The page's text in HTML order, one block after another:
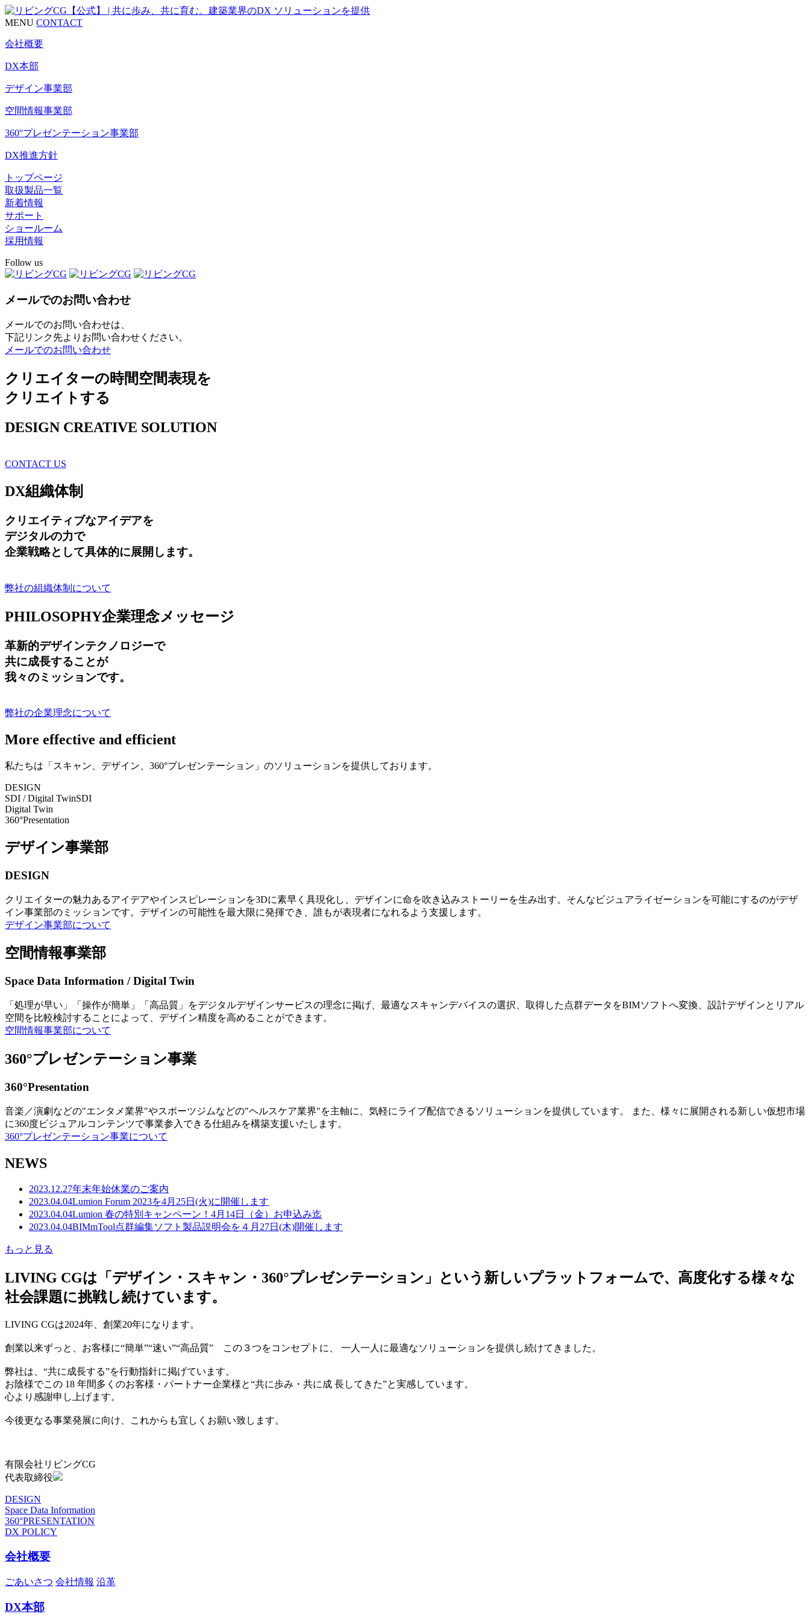
MENU CONTACT
会社概要
DX本部
デザイン事業部
空間情報事業部
360°プレゼンテーション事業部
DX推進方針
トップページ
取扱製品一覧
新着情報
サポート
ショールーム
採用情報
Follow us
メールでのお問い合わせ
メールでのお問い合わせは、
下記リンク先よりお問い合わせください。
メールでのお問い合わせ
クリエイターの時間空間表現を
クリエイトする
DESIGN CREATIVE SOLUTION
CONTACT US
DX組織体制
クリエイティブなアイデアを
デジタルの力で
企業戦略として具体的に展開します。
弊社の組織体制について
PHILOSOPHY企業理念メッセージ
革新的デザインテクノロジーで
共に成長することが
我々のミッションです。
弊社の企業理念について
More effective and efficient
私たちは「スキャン、デザイン、360°プレゼンテーション」のソリューションを提供しております。
DESIGN
SDI / Digital TwinSDI
Digital Twin
360°Presentation
デザイン事業部
DESIGN
クリエイターの魅力あるアイデアやインスピレーションを3Dに素早く具現化し、デザインに命を吹き込みストーリーを生み出す。そんなビジュアライゼーションを可能にするのがデザ
イン事業部のミッションです。デザインの可能性を最大限に発揮でき、誰もが表現者になれるよう支援します。
デザイン事業部について
空間情報事業部
Space Data Information / Digital Twin
「処理が早い」「操作が簡単」「高品質」をデジタルデザインサービスの理念に掲げ、最適なスキャンデバイスの選択、取得した点群データをBIMソフトへ変換、設計デザインとリアル
空間を比較検討することによって、デザイン精度を高めることができます。
空間情報事業部について
360°プレゼンテーション事業
360°Presentation
音楽／演劇などの"エンタメ業界"やスポーツジムなどの"ヘルスケア業界"を主軸に、気軽にライブ配信できるソリューションを提供しています。 また、様々に展開される新しい仮想市場
に360度ビジュアルコンテンツで事業参入できる仕組みを構築支援いたします。
360°プレゼンテーション事業について
NEWS
2023.12.27年末年始休業のご案内
2023.04.04Lumion Forum 2023を4月25日(火)に開催します
2023.04.04Lumion 春の特別キャンペーン！4月14日（金）お申込み迄
2023.04.04BIMmTool点群編集ソフト製品説明会を４月27日(木)開催します
もっと見る
LIVING CGは「デザイン・スキャン・360°プレゼンテーション」という新しいプラットフォームで、高度化する様々な
社会課題に挑戦し続けています。
LIVING CGは2024年、創業20年になります。
創業以来ずっと、お客様に“簡単”“速い”“高品質” この３つをコンセプトに、 一人一人に最適なソリューションを提供し続けてきました。
弊社は、“共に成長する”を行動指針に掲げています。
お陰様でこの 18 年間多くのお客様・パートナー企業様と“共に歩み・共に成 長してきた”と実感しています。
心より感謝申し上げます。
今後更なる事業発展に向け、これからも宜しくお願い致します。
有限会社リビングCG
代表取締役
DESIGN
Space Data Information
360°PRESENTATION
DX POLICY
会社概要
ごあいさつ 会社情報 沿革
DX本部